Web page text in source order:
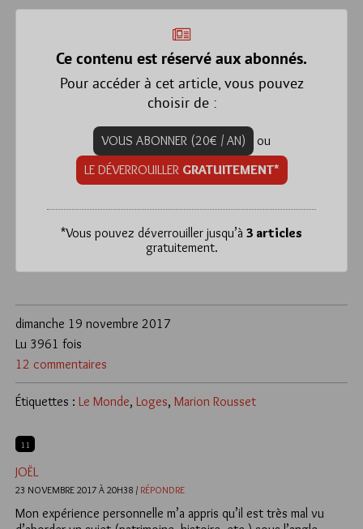
Ce contenu est réservé aux abonnés.
Pour accéder à cet article, vous pouvez
choisir de :
VOUS ABONNER (20€ / AN)
ou
LE DÉVERROUILLER GRATUITEMENT*
*Vous pouvez déverrouiller jusqu’à 3 articles
gratuitement.
dimanche 19 novembre 2017
12 commentaires
Lu 3961 fois
Étiquettes : Le Monde, Loges, Marion Rousset
11
JOËL
23 NOVEMBRE 2017 À 20H38 / RÉPONDRE
Mon expérience personnelle m’a appris qu’il est très mal vu